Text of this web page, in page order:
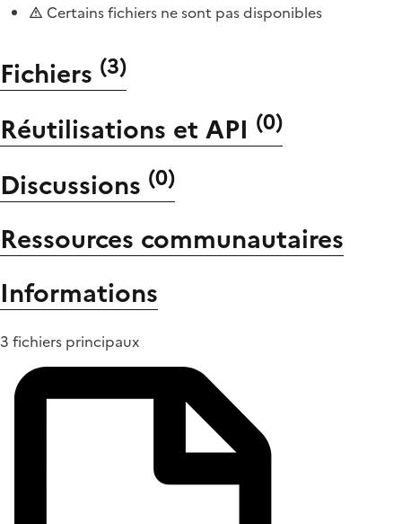
Certains fichiers ne sont pas disponibles
Fichiers (3)
Réutilisations et API (0)
Discussions (0)
Ressources communautaires
Informations
3 fichiers principaux